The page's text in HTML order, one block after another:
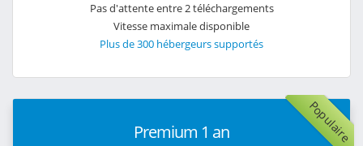
Pas d'attente entre 2 téléchargements
Vitesse maximale disponible
Plus de 300 hébergeurs supportés
Populaire
Premium 1 an